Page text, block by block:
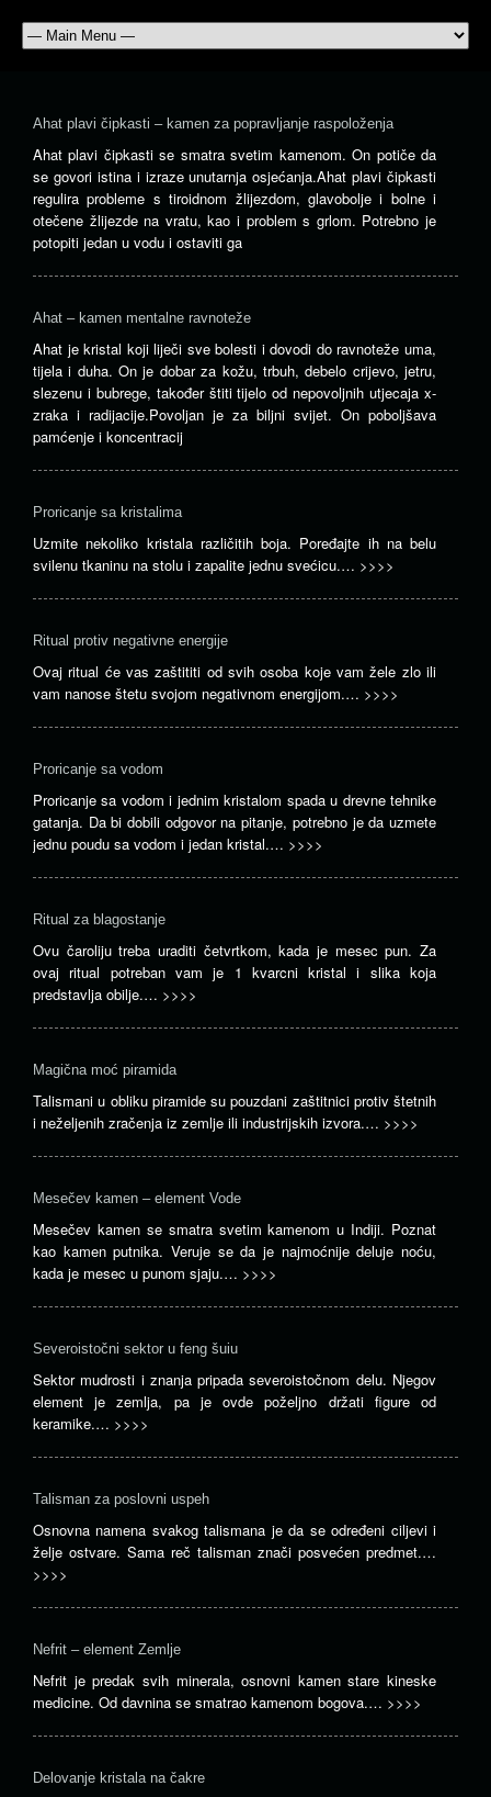
Ahat plavi čipkasti – kamen za popravljanje raspoloženja
Ahat plavi čipkasti se smatra svetim kamenom. On potiče da
se govori istina i izraze unutarnja osjećanja.Ahat plavi čipkasti
regulira probleme s tiroidnom žlijezdom, glavobolje i bolne i
otečene žlijezde na vratu, kao i problem s grlom. Potrebno je
potopiti jedan u vodu i ostaviti ga
Ahat – kamen mentalne ravnoteže
Ahat je kristal koji liječi sve bolesti i dovodi do ravnoteže uma,
tijela i duha. On je dobar za kožu, trbuh, debelo crijevo, jetru,
slezenu i bubrege, također štiti tijelo od nepovoljnih utjecaja x-
zraka i radijacije.Povoljan je za biljni svijet. On poboljšava
pamćenje i koncentracij
Proricanje sa kristalima
Uzmite nekoliko kristala različitih boja. Poređajte ih na belu
svilenu tkaninu na stolu i zapalite jednu svećicu.… >>>>
Ritual protiv negativne energije
Ovaj ritual će vas zaštititi od svih osoba koje vam žele zlo ili
vam nanose štetu svojom negativnom energijom.… >>>>
Proricanje sa vodom
Proricanje sa vodom i jednim kristalom spada u drevne tehnike
gatanja. Da bi dobili odgovor na pitanje, potrebno je da uzmete
jednu poudu sa vodom i jedan kristal.… >>>>
Ritual za blagostanje
Ovu čaroliju treba uraditi četvrtkom, kada je mesec pun. Za
ovaj ritual potreban vam je 1 kvarcni kristal i slika koja
predstavlja obilje.… >>>>
Magična moć piramida
Talismani u obliku piramide su pouzdani zaštitnici protiv štetnih
i neželjenih zračenja iz zemlje ili industrijskih izvora.… >>>>
Mesečev kamen – element Vode
Mesečev kamen se smatra svetim kamenom u Indiji. Poznat
kao kamen putnika. Veruje se da je najmoćnije deluje noću,
kada je mesec u punom sjaju.… >>>>
Severoistočni sektor u feng šuiu
Sektor mudrosti i znanja pripada severoistočnom delu. Njegov
element je zemlja, pa je ovde poželjno držati figure od
keramike.… >>>>
Talisman za poslovni uspeh
Osnovna namena svakog talismana je da se određeni ciljevi i
želje ostvare. Sama reč talisman znači posvećen predmet.…
>>>>
Nefrit – element Zemlje
Nefrit je predak svih minerala, osnovni kamen stare kineske
medicine. Od davnina se smatrao kamenom bogova.… >>>>
Delovanje kristala na čakre